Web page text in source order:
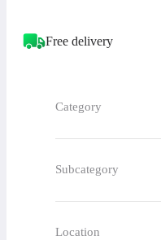
Free delivery
Category
Subcategory
Location